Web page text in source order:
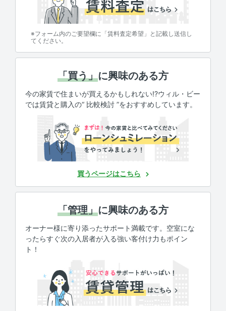
※フォーム内のご要望欄に「賃料査定希望」と記載し送信し
てください。
「買う」に興味のある方
今の家賃で住まいが買えるかもしれない!?ウィル・ビー
では賃貸と購入の“ 比較検討 ”をおすすめしています。
買うページはこちら
「管理」に興味のある方
オーナー様に寄り添ったサポート満載です。空室にな
ったらすぐ次の入居者が入る強い客付け力もポイン
ト！